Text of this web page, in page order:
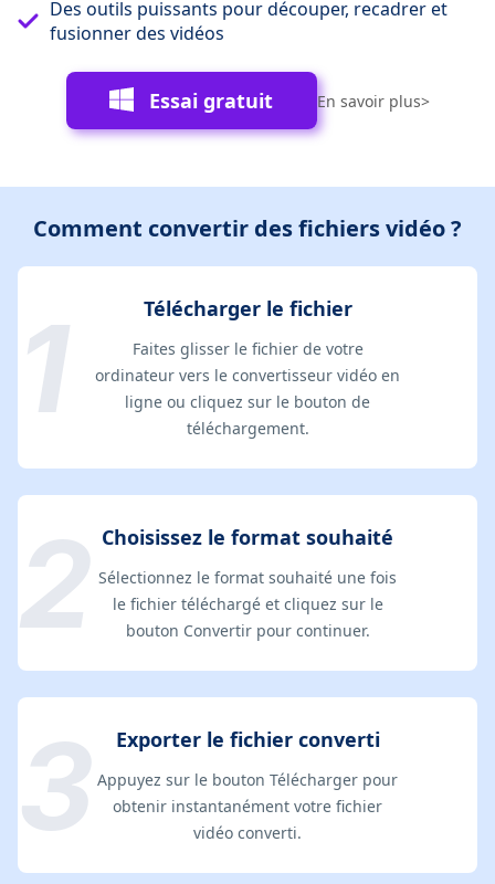
Des outils puissants pour découper, recadrer et
fusionner des vidéos
Essai gratuit En savoir plus>
Comment convertir des fichiers vidéo ?
Télécharger le fichier
Faites glisser le fichier de votre
ordinateur vers le convertisseur vidéo en
ligne ou cliquez sur le bouton de
téléchargement.
Choisissez le format souhaité
Sélectionnez le format souhaité une fois
le fichier téléchargé et cliquez sur le
bouton Convertir pour continuer.
Exporter le fichier converti
Appuyez sur le bouton Télécharger pour
obtenir instantanément votre fichier
vidéo converti.